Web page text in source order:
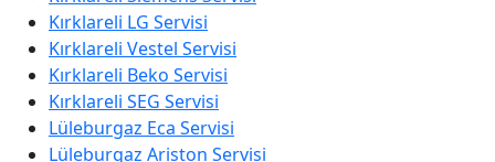
Kırklareli LG Servisi
Kırklareli Vestel Servisi
Kırklareli Beko Servisi
Kırklareli SEG Servisi
Lüleburgaz Eca Servisi
Lüleburgaz Ariston Servisi